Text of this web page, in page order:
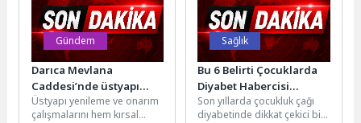
Gündem
Darıca Mevlana
Caddesi’nde üstyapı
tamam
Üstyapı yenileme ve onarım
çalışmalarını hem kırsal
Sağlık
Bu 6 Belirti Çocuklarda
Diyabet Habercisi
Olabilir
Son yıllarda çocukluk çağı
diyabetinde dikkat çekici bir